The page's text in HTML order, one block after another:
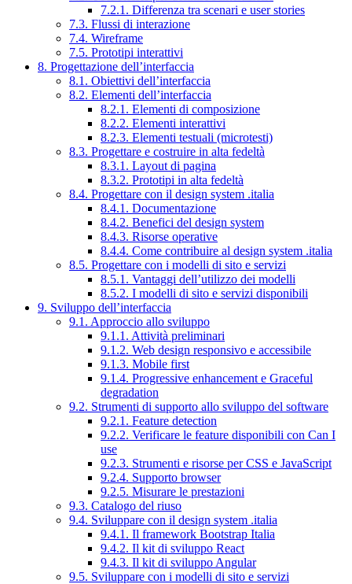
7.2.1. Differenza tra scenari e user stories
7.3. Flussi di interazione
7.4. Wireframe
7.5. Prototipi interattivi
8. Progettazione dell’interfaccia
8.1. Obiettivi dell’interfaccia
8.2. Elementi dell’interfaccia
8.2.1. Elementi di composizione
8.2.2. Elementi interattivi
8.2.3. Elementi testuali (microtesti)
8.3. Progettare e costruire in alta fedeltà
8.3.1. Layout di pagina
8.3.2. Prototipi in alta fedeltà
8.4. Progettare con il design system .italia
8.4.1. Documentazione
8.4.2. Benefici del design system
8.4.3. Risorse operative
8.4.4. Come contribuire al design system .italia
8.5. Progettare con i modelli di sito e servizi
8.5.1. Vantaggi dell’utilizzo dei modelli
8.5.2. I modelli di sito e servizi disponibili
9. Sviluppo dell’interfaccia
9.1. Approccio allo sviluppo
9.1.1. Attività preliminari
9.1.2. Web design responsivo e accessibile
9.1.3. Mobile first
9.1.4. Progressive enhancement e Graceful
degradation
9.2. Strumenti di supporto allo sviluppo del software
9.2.1. Feature detection
9.2.2. Verificare le feature disponibili con Can I
use
9.2.3. Strumenti e risorse per CSS e JavaScript
9.2.4. Supporto browser
9.2.5. Misurare le prestazioni
9.3. Catalogo del riuso
9.4. Sviluppare con il design system .italia
9.4.1. Il framework Bootstrap Italia
9.4.2. Il kit di sviluppo React
9.4.3. Il kit di sviluppo Angular
9.5. Sviluppare con i modelli di sito e servizi